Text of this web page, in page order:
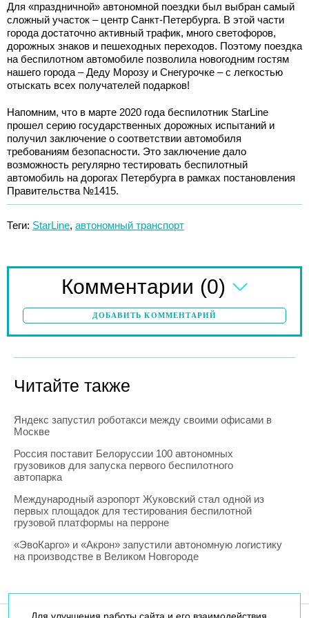
Для «праздничной» автономной поездки был выбран самый
сложный участок – центр Санкт-Петербурга. В этой части
города достаточно активный трафик, много светофоров,
дорожных знаков и пешеходных переходов. Поэтому поездка
на беспилотном автомобиле позволила новогодним гостям
нашего города – Деду Морозу и Снегурочке – с легкостью
отыскать всех получателей подарков!
Напомним, что в марте 2020 года беспилотник StarLine
прошел серию государственных дорожных испытаний и
получил заключение о соответствии автомобиля
требованиям безопасности. Это заключение дало
возможность регулярно тестировать беспилотный
автомобиль на дорогах Петербурга в рамках постановления
Правительства №1415.
Теги: StarLine, автономный транспорт
Комментарии (0)
ДОБАВИТЬ КОММЕНТАРИЙ
Читайте также
Яндекс запустил роботакси между своими офисами в
Москве
Россия поставит Белоруссии 100 автономных
грузовиков для запуска первого беспилотного
автопарка
Международный аэропорт Жуковский стал одной из
первых площадок для тестирования беспилотной
грузовой платформы на перроне
«ЭвоКарго» и «Акрон» запустили автономную логистику
на производстве в Великом Новгороде